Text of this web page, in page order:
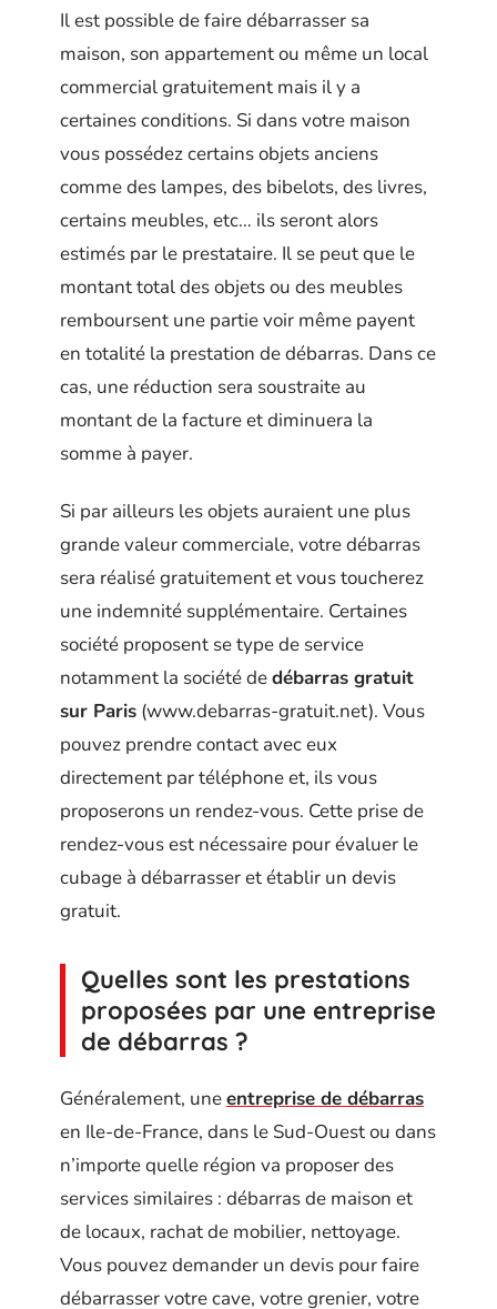
Il est possible de faire débarrasser sa
maison, son appartement ou même un local
commercial gratuitement mais il y a
certaines conditions. Si dans votre maison
vous possédez certains objets anciens
comme des lampes, des bibelots, des livres,
certains meubles, etc… ils seront alors
estimés par le prestataire. Il se peut que le
montant total des objets ou des meubles
remboursent une partie voir même payent
en totalité la prestation de débarras. Dans ce
cas, une réduction sera soustraite au
montant de la facture et diminuera la
somme à payer.
Si par ailleurs les objets auraient une plus
grande valeur commerciale, votre débarras
sera réalisé gratuitement et vous toucherez
une indemnité supplémentaire. Certaines
société proposent se type de service
notamment la société dedébarras gratuit
sur Paris (www.debarras-gratuit.net). Vous
pouvez prendre contact avec eux
directement par téléphone et, ils vous
proposerons un rendez-vous. Cette prise de
rendez-vous est nécessaire pour évaluer le
cubage à débarrasser et établir un devis
gratuit.
Quelles sont les prestations
proposées par une entreprise
de débarras ?
Généralement, uneentreprise de débarras
en Ile-de-France, dans le Sud-Ouest ou dans
n’importe quelle région va proposer des
services similaires : débarras de maison et
de locaux, rachat de mobilier, nettoyage.
Vous pouvez demander un devis pour faire
débarrasser votre cave, votre grenier, votre